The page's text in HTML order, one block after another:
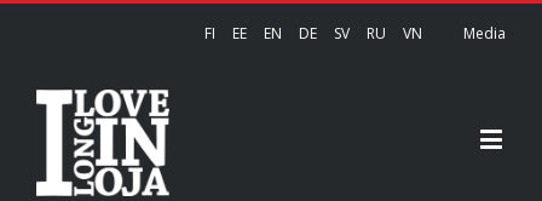
FI EE EN DE SV RU VN Media